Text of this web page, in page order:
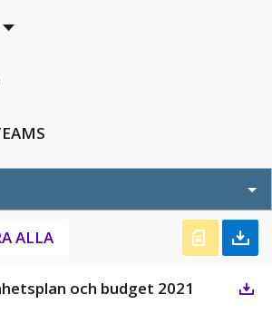
ALLA
och budget 2021